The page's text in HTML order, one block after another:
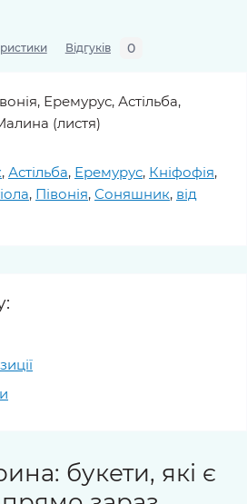
Відгуків 0
Еремурус, Астільба,
(листя)
, Астільба, Еремурус, Кніфофія,
, Півонія, Соняшник, від
букети, які є